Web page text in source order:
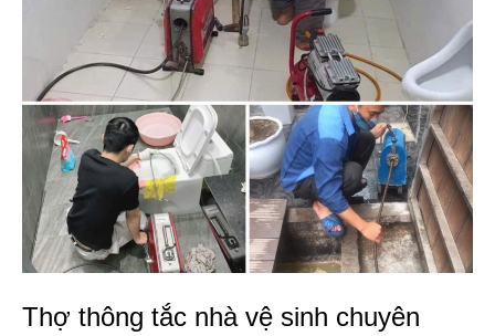
Thợ thông tắc nhà vệ sinh chuyên